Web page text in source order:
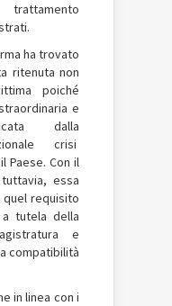
ha trovato
ritenuta non
poiché
e
dalla
crisi
Paese. Con il
essa
requisito
tutela della
e
compatibilità
in linea con i